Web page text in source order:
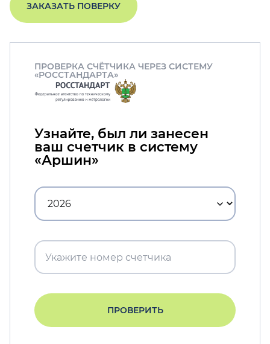
ЗАКАЗАТЬ ПОВЕРКУ
ПРОВЕРКА СЧЁТЧИКА ЧЕРЕЗ СИСТЕМУ
«РОССТАНДАРТА»
Узнайте, был ли занесен
ваш счетчик в систему
«Аршин»
ПРОВЕРИТЬ